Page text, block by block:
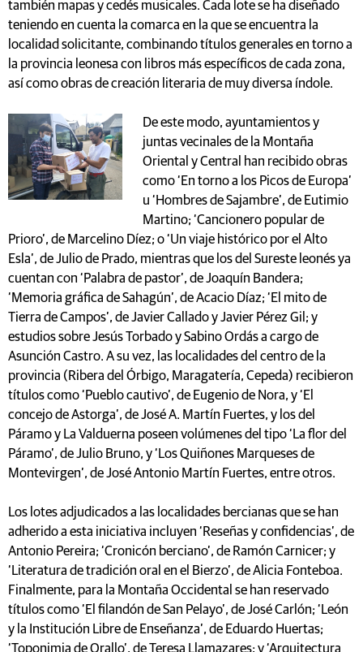
también mapas y cedés musicales. Cada lote se ha diseñado
teniendo en cuenta la comarca en la que se encuentra la
localidad solicitante, combinando títulos generales en torno a
la provincia leonesa con libros más específicos de cada zona,
así como obras de creación literaria de muy diversa índole.
De este modo, ayuntamientos y
juntas vecinales de la Montaña
Oriental y Central han recibido obras
como ‘En torno a los Picos de Europa’
u ‘Hombres de Sajambre’, de Eutimio
Martino; ‘Cancionero popular de
Prioro’, de Marcelino Díez; o ‘Un viaje histórico por el Alto
Esla’, de Julio de Prado, mientras que los del Sureste leonés ya
cuentan con ‘Palabra de pastor’, de Joaquín Bandera;
‘Memoria gráfica de Sahagún’, de Acacio Díaz; ‘El mito de
Tierra de Campos’, de Javier Callado y Javier Pérez Gil; y
estudios sobre Jesús Torbado y Sabino Ordás a cargo de
Asunción Castro. A su vez, las localidades del centro de la
provincia (Ribera del Órbigo, Maragatería, Cepeda) recibieron
títulos como ‘Pueblo cautivo’, de Eugenio de Nora, y ‘El
concejo de Astorga’, de José A. Martín Fuertes, y los del
Páramo y La Valduerna poseen volúmenes del tipo ‘La flor del
Páramo’, de Julio Bruno, y ‘Los Quiñones Marqueses de
Montevirgen’, de José Antonio Martín Fuertes, entre otros.
Los lotes adjudicados a las localidades bercianas que se han
adherido a esta iniciativa incluyen ‘Reseñas y confidencias’, de
Antonio Pereira; ‘Cronicón berciano’, de Ramón Carnicer; y
‘Literatura de tradición oral en el Bierzo’, de Alicia Fonteboa.
Finalmente, para la Montaña Occidental se han reservado
títulos como ‘El filandón de San Pelayo’, de José Carlón; ‘León
y la Institución Libre de Enseñanza’, de Eduardo Huertas;
‘Toponimia de Orallo’, de Teresa Llamazares; y ‘Arquitectura